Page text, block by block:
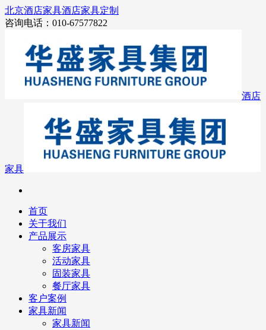
北京酒店家具酒店家具定制
咨询电话：010-67577822
酒店
家具
首页
关于我们
产品展示
客房家具
活动家具
固装家具
餐厅家具
客户案例
家具新闻
家具新闻